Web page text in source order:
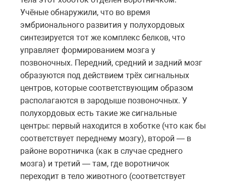
Учёные обнаружили, что во время
эмбрионального развития у полухордовых
синтезируется тот же комплекс белков, что
управляет формированием мозга у
позвоночных. Передний, средний и задний мозг
образуются под действием трёх сигнальных
центров, которые соответствующим образом
располагаются в зародыше позвоночных. У
полухордовых есть такие же сигнальные
центры: первый находится в хоботке (что как бы
соответствует переднему мозгу), второй — в
районе воротничка (как в случае среднего
мозга) и третий — там, где воротничок
переходит в тело животного (соответствует